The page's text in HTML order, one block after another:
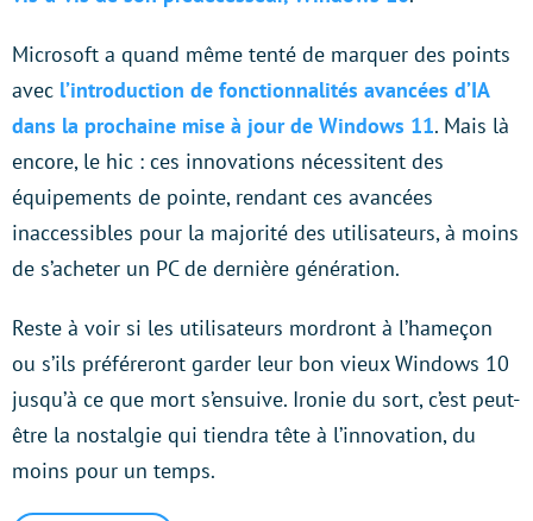
Microsoft a quand même tenté de marquer des points
avec l’introduction de fonctionnalités avancées d’IA
dans la prochaine mise à jour de Windows 11. Mais là
encore, le hic : ces innovations nécessitent des
équipements de pointe, rendant ces avancées
inaccessibles pour la majorité des utilisateurs, à moins
de s’acheter un PC de dernière génération.
Reste à voir si les utilisateurs mordront à l’hameçon
ou s’ils préféreront garder leur bon vieux Windows 10
jusqu’à ce que mort s’ensuive. Ironie du sort, c’est peut-
être la nostalgie qui tiendra tête à l’innovation, du
moins pour un temps.